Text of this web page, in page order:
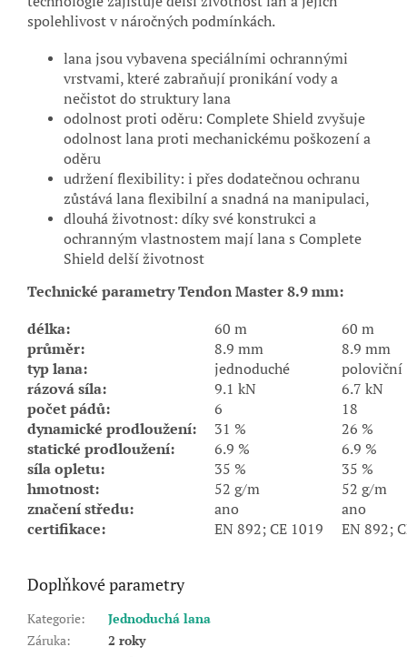
spolehlivost v náročných podmínkách.
lana jsou vybavena speciálními ochrannými
vrstvami, které zabraňují pronikání vody a
nečistot do struktury lana
odolnost proti oděru: Complete Shield zvyšuje
odolnost lana proti mechanickému poškození a
oděru
udržení flexibility: i přes dodatečnou ochranu
zůstává lana flexibilní a snadná na manipulaci,
dlouhá životnost: díky své konstrukci a
ochranným vlastnostem mají lana s Complete
Shield delší životnost
Technické parametry Tendon Master 8.9 mm:
délka:
60 m
60 m
průměr:
8.9 mm
8.9 mm
typ lana:
jednoduché
poloviční
rázová síla:
9.1 kN
6.7 kN
počet pádů:
6
18
dynamické prodloužení:
31 %
26 %
statické prodloužení:
6.9 %
6.9 %
síla opletu:
35 %
35 %
hmotnost:
52 g/m
52 g/m
značení středu:
ano
ano
certifikace:
EN 892; CE 1019 EN 892;
Doplňkové parametry
Kategorie:
Jednoduchá lana
Záruka:
2 roky